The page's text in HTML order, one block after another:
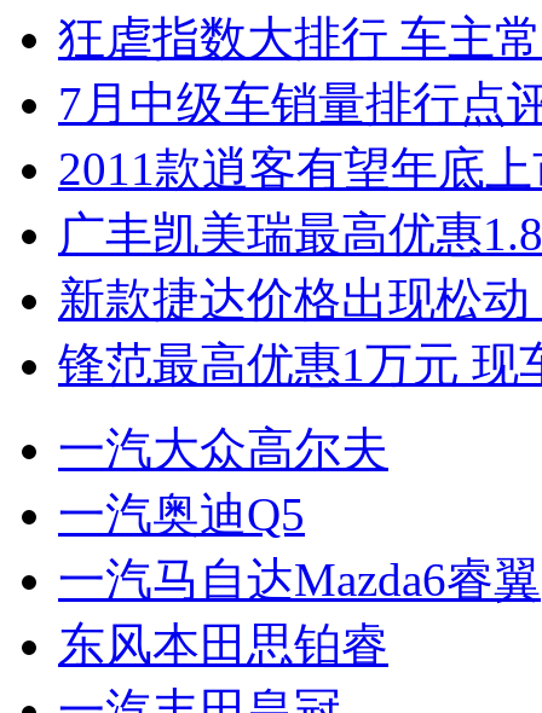
狂虐指数大排行 车主
7月中级车销量排行点
2011款逍客有望年底
广丰凯美瑞最高优惠
新款捷达价格出现松
锋范最高优惠1万元 现
一汽大众高尔夫
一汽奥迪Q5
一汽马自达Mazda6睿翼
东风本田思铂睿